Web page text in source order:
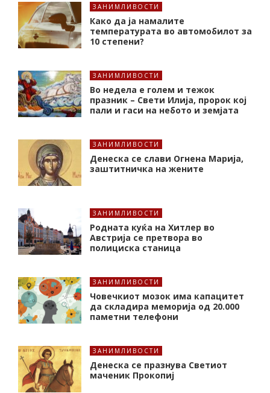
ЗАНИМЛИВОСТИ
Како да ја намалите
температурата во автомобилот за
10 степени?
ЗАНИМЛИВОСТИ
Во недела е голем и тежок
празник – Свети Илија, пророк кој
пали и гаси на небото и земјата
ЗАНИМЛИВОСТИ
Денеска се слави Огнена Марија,
заштитничка на жените
ЗАНИМЛИВОСТИ
Родната куќа на Хитлер во
Австрија се претвора во
полициска станица
ЗАНИМЛИВОСТИ
Човечкиот мозок има капацитет
да складира меморија од 20.000
паметни телефони
ЗАНИМЛИВОСТИ
Денеска се празнува Светиот
маченик Прокопиј